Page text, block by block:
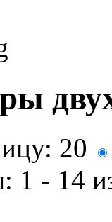
20
1 - 14